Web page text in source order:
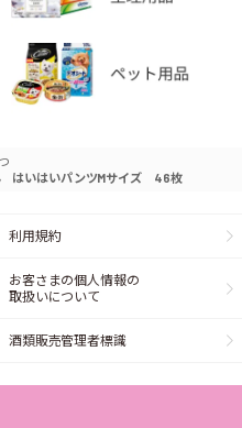
はいはいパンツMサイズ 46枚
利用規約
お客さまの個人情報の
取扱いについて
酒類販売管理者標識